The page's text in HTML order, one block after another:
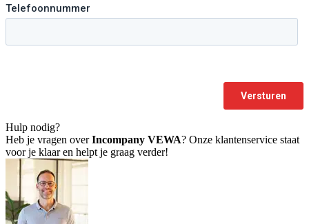
Hulp nodig?
Heb je vragen overIncompany VEWA? Onze klantenservice staat
voor je klaar en helpt je graag verder!